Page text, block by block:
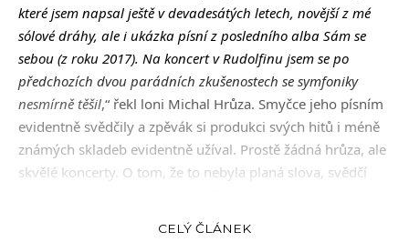
které jsem napsal ještě v devadesátých letech, novější z mé
sólové dráhy, ale i ukázka písní z posledního alba Sám se
sebou (z roku 2017). Na koncert v Rudolfinu jsem se po
předchozích dvou parádních zkušenostech se symfoniky
nesmírně těšil,“ řekl loni Michal Hrůza. Smyčce jeho písním
evidentně svědčily a zpěvák si produkci svých hitů i méně
známých skladeb evidentně užíval. Prostě žádná hrůza, ale
skvělé koncerty. O tom, že to nebyla planá slova, svědčí
Jeho písničky díky filmu a televizi znají i ti, pro které dění
CELÝ ČLÁNEK